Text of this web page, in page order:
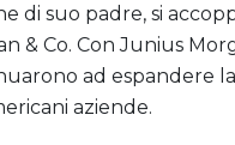
di suo padre, si
& Co. Con Junius
ad espandere
aziende.